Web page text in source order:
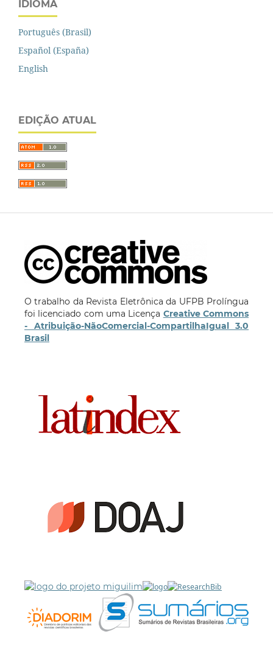
IDIOMA
Português (Brasil)
Español (España)
English
EDIÇÃO ATUAL
O trabalho da Revista Eletrônica da UFPB Prolíngua
foi licenciado com uma Licença Creative Commons
- Atribuição-NãoComercial-CompartilhaIgual 3.0
Brasil